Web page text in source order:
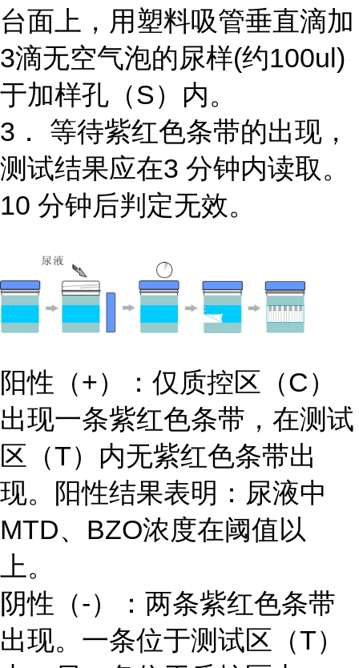
台面上，用塑料吸管垂直滴加
3滴无空气泡的尿样(约100ul)
于加样孔（S）内。
3． 等待紫红色条带的出现，
测试结果应在3 分钟内读取。
10 分钟后判定无效。
阳性（+）：仅质控区（C）
出现一条紫红色条带，在测试
区（T）内无紫红色条带出
现。阳性结果表明：尿液中
MTD、BZO浓度在阈值以
上。
阴性（-）：两条紫红色条带
出现。一条位于测试区（T）